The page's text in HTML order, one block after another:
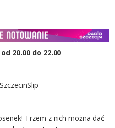
20.00 do 22.00
Trzem z nich można dać